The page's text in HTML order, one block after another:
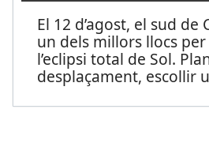
El 12 d’agost, el sud de
un dels millors llocs
l’eclipsi total de Sol.
desplaçament, escollir